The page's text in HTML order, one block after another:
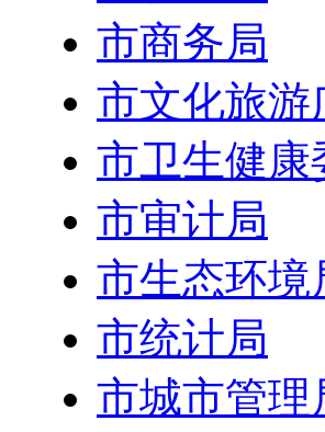
市商务局
市文化旅游
市卫生健康
市审计局
市生态环境
市统计局
市城市管理